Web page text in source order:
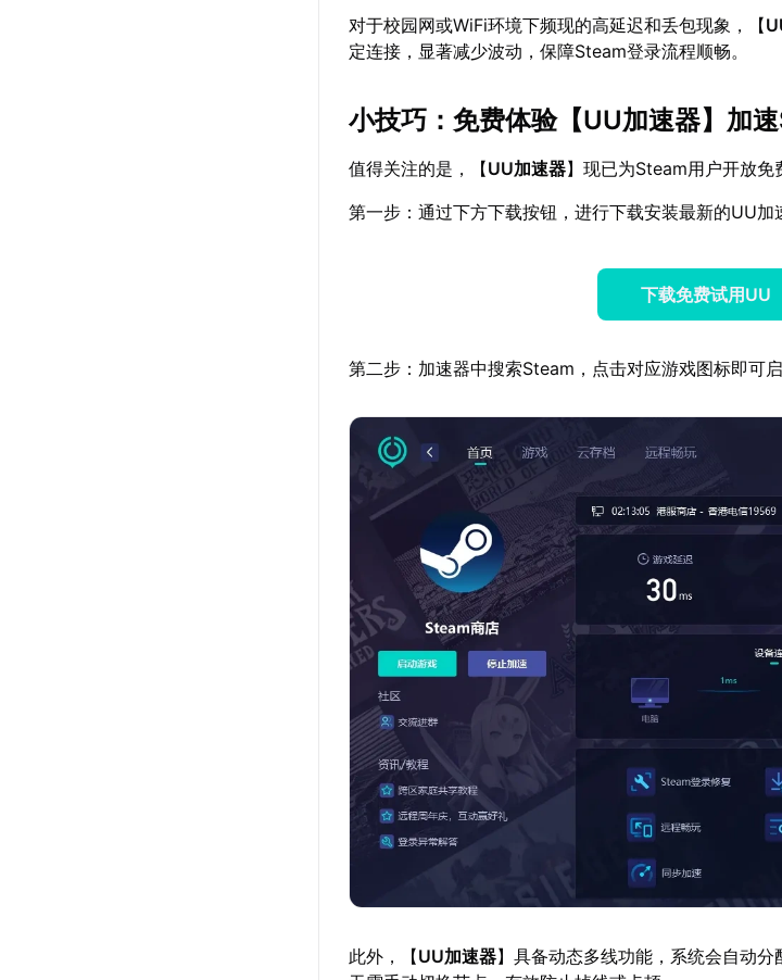
对于校园网或WiFi环境下频现的高延迟和丢包现象，【
定连接，显著减少波动，保障Steam登录流程顺畅。
小技巧：免费体验【UU加速器】加
值得关注的是，【UU加速器】现已为Steam用户开放免
第一步：通过下方下载按钮，进行下载安装最新的UU加
下载免费试用UU
第二步：加速器中搜索Steam，点击对应游戏图标即可启
此外，【UU加速器】具备动态多线功能，系统会自动